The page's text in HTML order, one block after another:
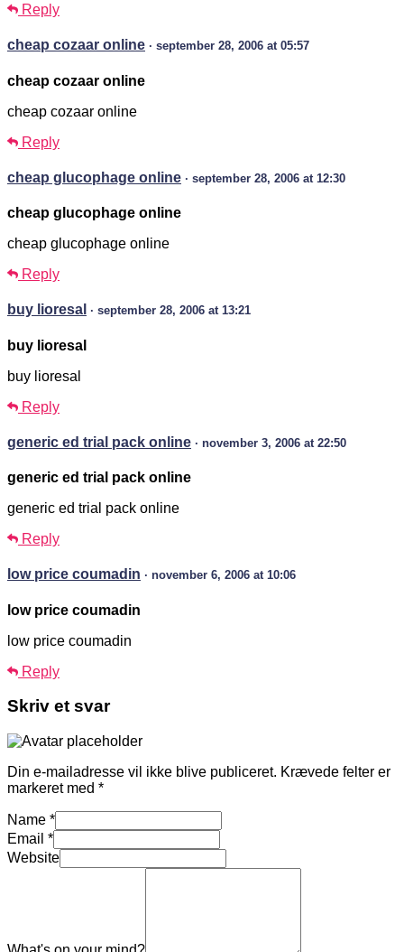
Reply
cheap cozaar online · september 28, 2006 at 05:57
cheap cozaar online
cheap cozaar online
Reply
cheap glucophage online · september 28, 2006 at 12:30
cheap glucophage online
cheap glucophage online
Reply
buy lioresal · september 28, 2006 at 13:21
buy lioresal
buy lioresal
Reply
generic ed trial pack online · november 3, 2006 at 22:50
generic ed trial pack online
generic ed trial pack online
Reply
low price coumadin · november 6, 2006 at 10:06
low price coumadin
low price coumadin
Reply
Skriv et svar
Din e-mailadresse vil ikke blive publiceret. Krævede felter er
markeret med *
Name *
Email *
Website